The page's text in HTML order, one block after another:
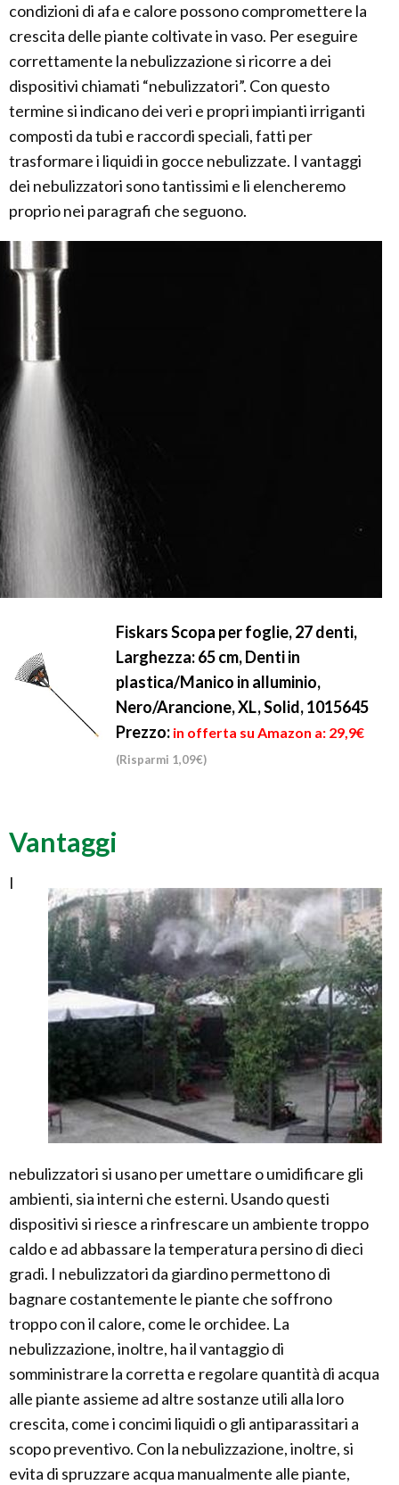
condizioni di afa e calore possono compromettere la
crescita delle piante coltivate in vaso. Per eseguire
correttamente la nebulizzazione si ricorre a dei
dispositivi chiamati “nebulizzatori”. Con questo
termine si indicano dei veri e propri impianti irriganti
composti da tubi e raccordi speciali, fatti per
trasformare i liquidi in gocce nebulizzate. I vantaggi
dei nebulizzatori sono tantissimi e li elencheremo
proprio nei paragrafi che seguono.
Fiskars Scopa per foglie, 27 denti,
Larghezza: 65 cm, Denti in
plastica/Manico in alluminio,
Nero/Arancione, XL, Solid, 1015645
Prezzo: in offerta su Amazon a: 29,9€
(Risparmi 1,09€)
Vantaggi
I
nebulizzatori si usano per umettare o umidificare gli
ambienti, sia interni che esterni. Usando questi
dispositivi si riesce a rinfrescare un ambiente troppo
caldo e ad abbassare la temperatura persino di dieci
gradi. I nebulizzatori da giardino permettono di
bagnare costantemente le piante che soffrono
troppo con il calore, come le orchidee. La
nebulizzazione, inoltre, ha il vantaggio di
somministrare la corretta e regolare quantità di acqua
alle piante assieme ad altre sostanze utili alla loro
crescita, come i concimi liquidi o gli antiparassitari a
scopo preventivo. Con la nebulizzazione, inoltre, si
evita di spruzzare acqua manualmente alle piante,